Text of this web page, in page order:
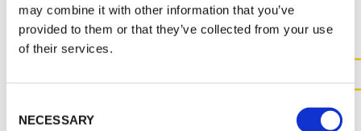
may combine it with other information that you’ve
provided to them or that they’ve collected from your use
of their services.
Selection
NECESSARY